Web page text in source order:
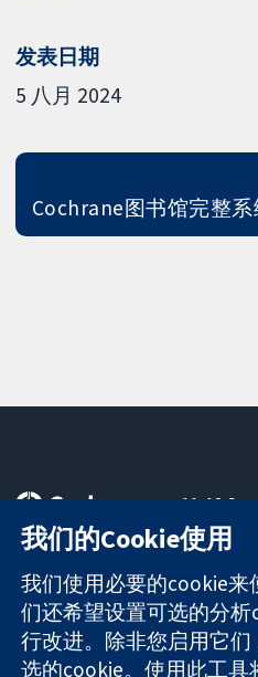
发表日期
5 八月 2024
Cochrane图书馆完整系
可信任的证据
知情决定
更完善的医疗健
康
11-13
Square
London
W1G 0AN
United
我们的Cookie使用
我们使用必要的cookie
们还希望设置可选的分
行改进。除非您启用它
选的cookie。使用此工